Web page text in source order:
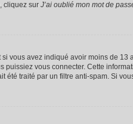
cliquez sur J’ai oublié mon mot de
vous avez indiqué avoir moins de
vous connecter. Cette
traité par un filtre anti-spam. Si